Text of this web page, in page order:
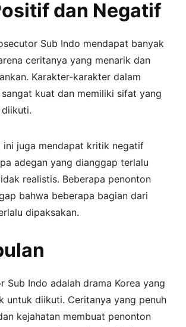
dan Negatif
Sub Indo mendapat banyak
ceritanya yang menarik dan
Karakter-karakter dalam
kuat dan memiliki sifat yang
ini juga mendapat kritik negatif
adegan yang dianggap terlalu
realistis. Beberapa penonton
bahwa beberapa bagian dari
dipaksakan.
Sub Indo adalah drama Korea yang
untuk diikuti. Ceritanya yang penuh
kejahatan membuat penonton